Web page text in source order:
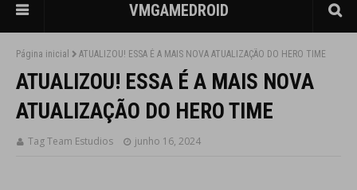
VMGAMEDROID
Página inicial ATUALIZOU! ESSA É A MAIS NOVA ATUALIZAÇÃO DO HERO TIME
ATUALIZOU! ESSA É A MAIS NOVA
ATUALIZAÇÃO DO HERO TIME
Tag Team Estudios junho 16, 2024